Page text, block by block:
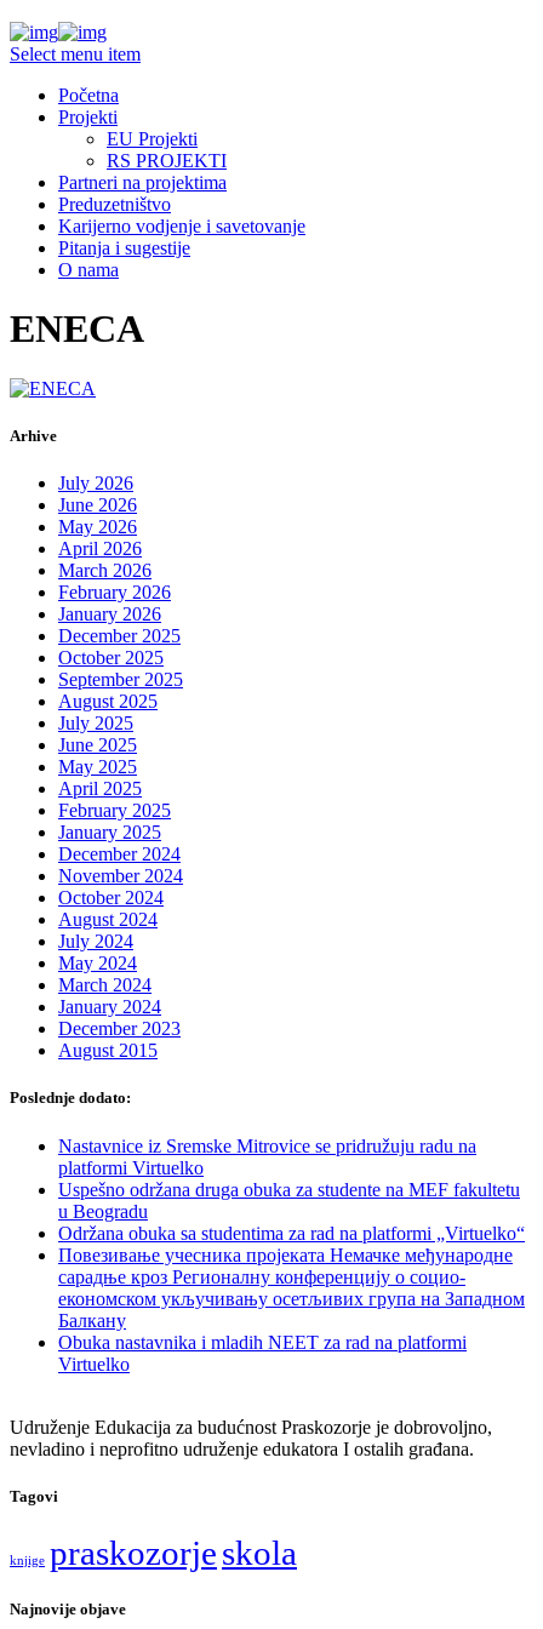
Select menu item
Početna
Projekti
EU Projekti
RS PROJEKTI
Partneri na projektima
Preduzetništvo
Karijerno vodjenje i savetovanje
Pitanja i sugestije
O nama
ENECA
Arhive
July 2026
June 2026
May 2026
April 2026
March 2026
February 2026
January 2026
December 2025
October 2025
September 2025
August 2025
July 2025
June 2025
May 2025
April 2025
February 2025
January 2025
December 2024
November 2024
October 2024
August 2024
July 2024
May 2024
March 2024
January 2024
December 2023
August 2015
Poslednje dodato:
Nastavnice iz Sremske Mitrovice se pridružuju radu na
platformi Virtuelko
Uspešno održana druga obuka za studente na MEF fakultetu
u Beogradu
Održana obuka sa studentima za rad na platformi „Virtuelko“
Повезивање учесника пројеката Немачке међународне
сарадње кроз Регионалну конференцију о социо-
економском укључивању осетљивих група на Западном
Балкану
Obuka nastavnika i mladih NEET za rad na platformi
Virtuelko
Udruženje Edukacija za budućnost Praskozorje je dobrovoljno,
nevladino i neprofitno udruženje edukatora I ostalih građana.
Tagovi
knjige praskozorjeskola
Najnovije objave